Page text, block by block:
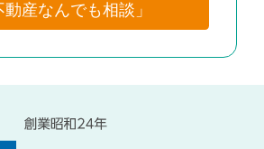
動産なんでも相談」